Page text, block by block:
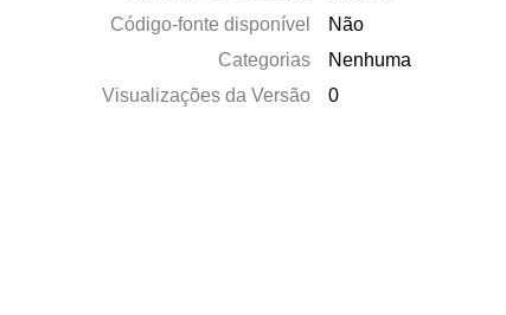
Código-fonte disponível
Não
Categorias
Nenhuma
Visualizações da Versão
0